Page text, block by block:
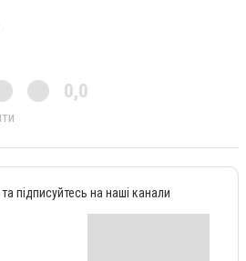
0,0
підписуйтесь на наші канали